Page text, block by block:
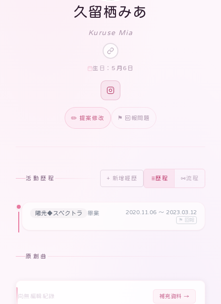
久留栖みあ
Kuruse Mia
生日： 5月6日
✏️ 提案修改 ⚑ 回報問題
活動歷程 + 新增經歷 歷程 流程
陽光◆スペクトラ 畢業 2020.11.06 〜 2023.03.12
⚑ 回報
原創曲
尚無編輯紀錄 補充資料 →